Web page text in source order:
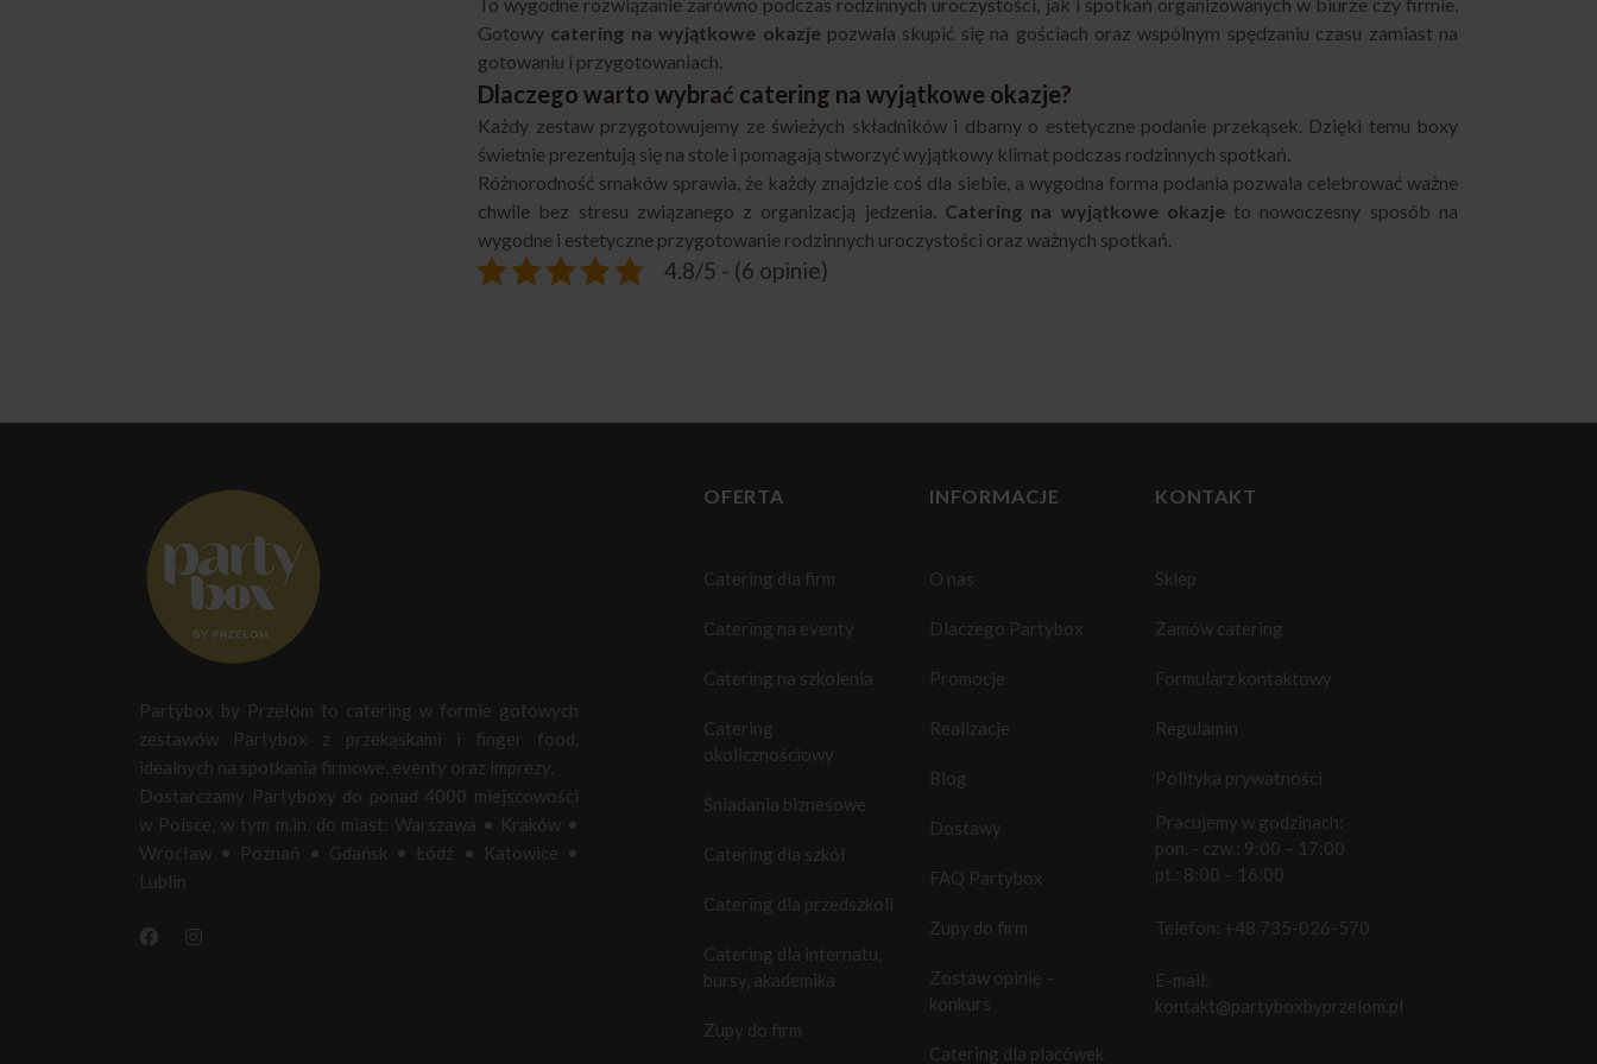
Gotowy catering na wyjątkowe okazje pozwala skupić się na gościach oraz wspólnym spędzaniu czasu zamiast na
gotowaniu i przygotowaniach.
Dlaczego warto wybrać catering na wyjątkowe okazje?
Każdy zestaw przygotowujemy ze świeżych składników i dbamy o estetyczne podanie przekąsek. Dzięki temu boxy
świetnie prezentują się na stole i pomagają stworzyć wyjątkowy klimat podczas rodzinnych spotkań.
Różnorodność smaków sprawia, że każdy znajdzie coś dla siebie, a wygodna forma podania pozwala celebrować ważne
chwile bez stresu związanego z organizacją jedzenia. Catering na wyjątkowe okazje to nowoczesny sposób na
wygodne i estetyczne przygotowanie rodzinnych uroczystości oraz ważnych spotkań.
4.8/5 - (6 opinie)
Partybox by Przełom to catering w formie gotowych
zestawów Partybox z przekąskami i finger food,
idealnych na spotkania firmowe, eventy oraz imprezy.
Dostarczamy Partyboxy do ponad 4000 miejscowości
w Polsce, w tym m.in. do miast: Warszawa • Kraków •
Wrocław • Poznań • Gdańsk • Łódź • Katowice •
Lublin
OFERTA
Catering dla firm
Catering na eventy
Catering na szkolenia
Catering
okolicznościowy
Śniadania biznesowe
Catering dla szkół
Catering dla przedszkoli
Catering dla internatu,
bursy, akademika
Zupy do firm
INFORMACJE
O nas
Dlaczego Partybox
Promocje
Realizacje
Blog
Dostawy
FAQ Partybox
Zupy do firm
Zostaw opinię –
konkurs
Catering dla placówek
KONTAKT
Sklep
Zamów catering
Formularz kontaktowy
Regulamin
Polityka prywatności
Pracujemy w godzinach:
pon. - czw.: 9:00 – 17:00
pt.: 8:00 – 16:00
Telefon: +48 735-026-570
E-mail:
kontakt@partyboxbyprzelom.pl